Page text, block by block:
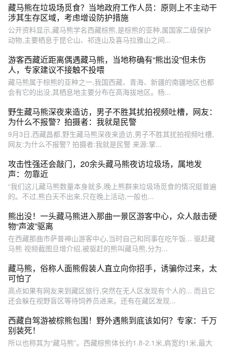
藏马熊在垃圾场觅食？当地政府工作人员：原则上不主动干
涉其生存区域，考虑增设防护措施
公开资料显示,藏马熊学名西藏棕熊,是棕熊的亚种,属国家二级保护
动物,主要栖息于昆仑山、祁连山及喜马拉雅山之间...
游客西藏近距离偶遇藏马熊，当地称确有“熊出没”但未伤
人，专家建议不接触不投喂
藏马熊属于棕熊的亚种之一,我国西藏、青海、新疆的南疆地区也都
会有它的出没,其栖息地主要分布在高海拔地区。杨...
野生藏马熊深夜来造访，男子不胜其扰拍视频吐槽，网友：
为什么不报警？拍摄者：我就是民警
9月3日,西藏昌都,野生藏马熊深夜来造访,男子不胜其扰拍视频吐槽,
网友:为什么不报警? 拍摄者:我就是民警 来源:掌...
攻击性强还会敲门，20余头藏马熊夜访垃圾场，属地发
声：勿靠近
“我们这儿藏马熊数量本身就多,晚上熊群来垃圾场觅食的情况挺普遍
的。不过,熊白天不出来,只在晚上活动,一般也...
熊出没！一头藏马熊进入那曲一景区游客中心，众人敲击硬
物“声波”驱离
在西藏那曲市萨普神山游客中心,当时自己和同事在吃午饭... 驱赶藏
马熊 视频截图旦增介绍,被驱赶的熊叫藏马熊,分为...
藏马熊，俗称人面熊假装人直立向你招手，诱骗你过来，太
可怕了
高点如果有网友来到藏区旅行,突然在无人区发现有个人的... 而且它
还会躲在视野盲区等待饲养员进来。还有在藏区发现...
西藏自驾游被棕熊包围！野外遇熊到底该如何？专家：千万
别装死！
所以也称其为“藏马熊”。西藏棕熊体长约1.8-2.1米,肩宽约1米,最大